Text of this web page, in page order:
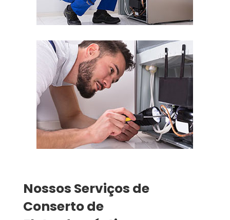
Nossos Serviços de
Conserto de